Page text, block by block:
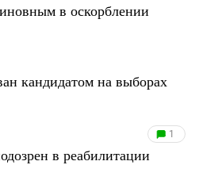
в оскорблении
кандидатом на выборах
1
в реабилитации